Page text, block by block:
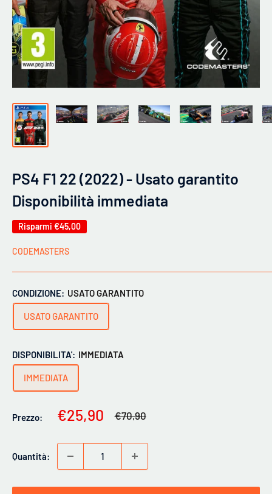
PS4 F1 22 (2022) - Usato garantito
Disponibilità immediata
Risparmi €45,00
CODEMASTERS
CONDIZIONE: USATO GARANTITO
USATO GARANTITO
DISPONIBILITA': IMMEDIATA
IMMEDIATA
Prezzo:
Prezzo
€25,90 Prezzo
€70,90
Quantità: